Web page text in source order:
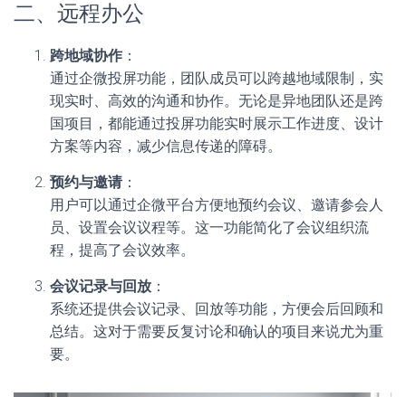
二、远程办公
跨地域协作 ：
通过企微投屏功能，团队成员可以跨越地域限制，实
现实时、高效的沟通和协作。无论是异地团队还是跨
国项目，都能通过投屏功能实时展示工作进度、设计
方案等内容，减少信息传递的障碍。
预约与邀请：
用户可以通过企微平台方便地预约会议、邀请参会人
员、设置会议议程等。这一功能简化了会议组织流
程，提高了会议效率。
会议记录与回放 ：
系统还提供会议记录、回放等功能，方便会后回顾和
总结。这对于需要反复讨论和确认的项目来说尤为重
要。